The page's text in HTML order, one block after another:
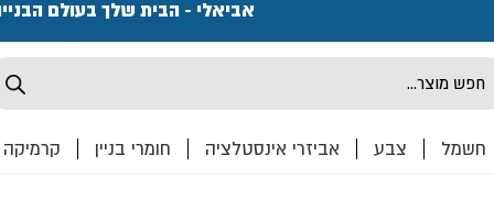
אביאלי - הבית שלך בעולם
חשמל צבע אביזרי אינסטלציה חומרי בניין קרמיקה